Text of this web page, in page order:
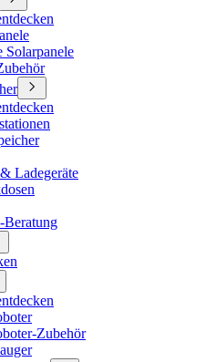
Solarpanele
Ladegeräte
Beratung
Zubehör